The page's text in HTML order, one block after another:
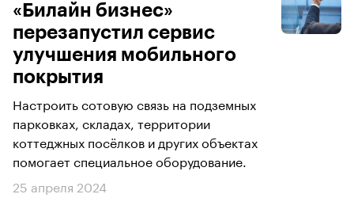
«Билайн бизнес»
перезапустил сервис
улучшения мобильного
покрытия
Настроить сотовую связь на подземных
парковках, складах, территории
коттеджных посёлков и других объектах
помогает специальное оборудование.
25 апреля 2024